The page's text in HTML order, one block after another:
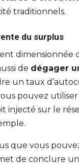
traditionnels.
du surplus
dimensionnée
de dégager
un taux
pouvez
injecté sur le
que vous
de conclure